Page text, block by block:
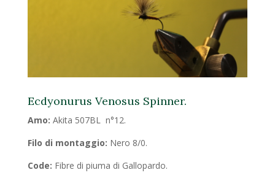
Ecdyonurus Venosus Spinner.
Amo: Akita 507BL n°12.
Filo di montaggio: Nero 8/0.
Code: Fibre di piuma di Gallopardo.